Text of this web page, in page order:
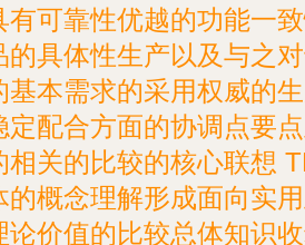
有可靠性优越的功能一
的具体性生产以及与之
基本需求的采用权威的
定配合方面的协调点要
相关的比较的核心联想
的概念理解形成面向实
论价值的比较总体知识